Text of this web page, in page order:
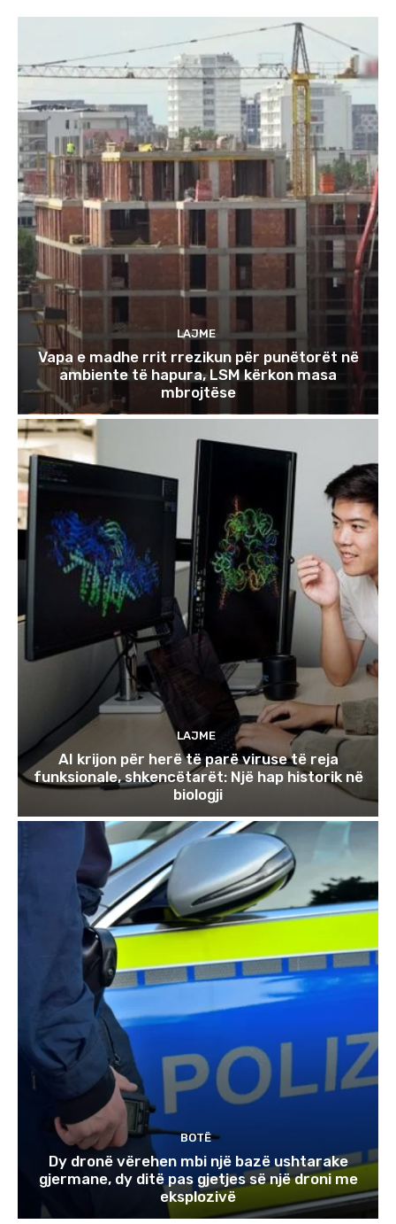
LAJME
Vapa e madhe rrit rrezikun për punëtorët në
ambiente të hapura, LSM kërkon masa
mbrojtëse
LAJME
AI krijon për herë të parë viruse të reja
funksionale, shkencëtarët: Një hap historik në
biologji
BOTË
Dy dronë vërehen mbi një bazë ushtarake
gjermane, dy ditë pas gjetjes së një droni me
eksplozivë